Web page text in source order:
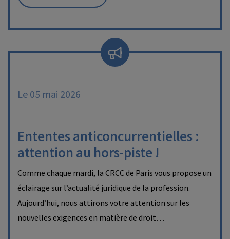
Le 05 mai 2026
Ententes anticoncurrentielles :
attention au hors-piste !
Comme chaque mardi, la CRCC de Paris vous propose un
éclairage sur l’actualité juridique de la profession.
Aujourd’hui, nous attirons votre attention sur les
nouvelles exigences en matière de droit…